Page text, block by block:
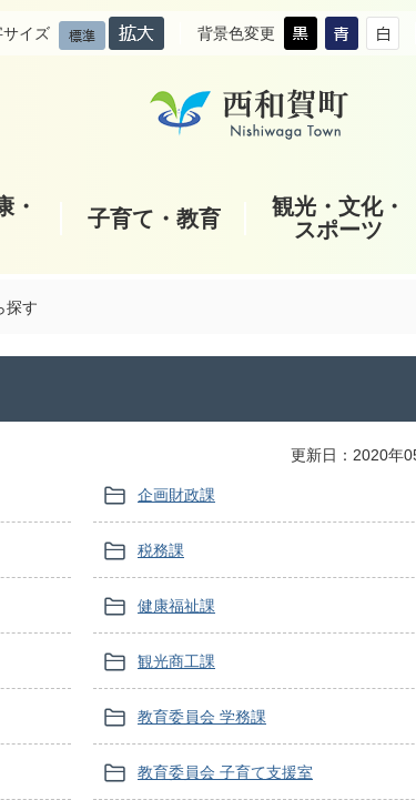
サイズ 背景色変更
・
子育て・教育
観光・文化・
スポーツ
探す
更新日：2020年
企画財政課
税務課
健康福祉課
観光商工課
教育委員会 学務課
教育委員会 子育て支援室